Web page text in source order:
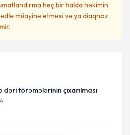
heç bir halda həkimin
müayinə etməsi və ya diaqnoz
dəri törəmələrinin çıxarılması